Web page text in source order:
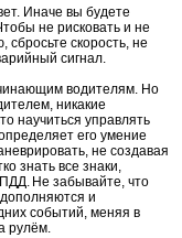
Иначе вы будете
не рисковать и не
сбросьте скорость, не
сигнал.
водителям. Но
никакие
научиться управлять
его умение
не создавая
знать все знаки,
Не забывайте, что
и
событий, меняя в
рулём.